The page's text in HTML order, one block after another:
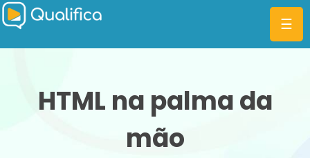
☰
HTML na palma da
mão